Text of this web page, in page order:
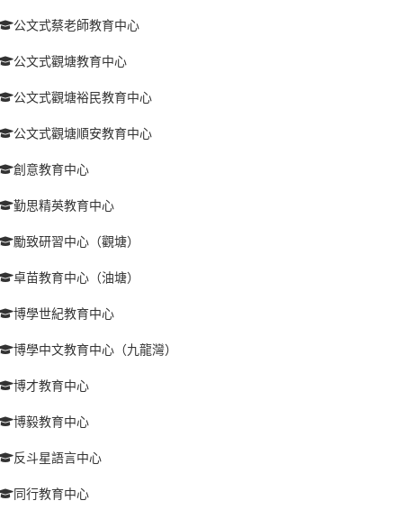
公文式蔡老師教育中心
公文式觀塘教育中心
公文式觀塘裕民教育中心
公文式觀塘順安教育中心
創意教育中心
勤思精英教育中心
勵致研習中心（觀塘）
卓苗教育中心（油塘）
博學世紀教育中心
博學中文教育中心（九龍灣）
博才教育中心
博毅教育中心
反斗星語言中心
同行教育中心